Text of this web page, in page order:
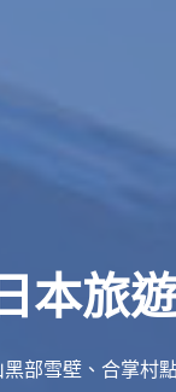
本旅
部雪壁、合掌村